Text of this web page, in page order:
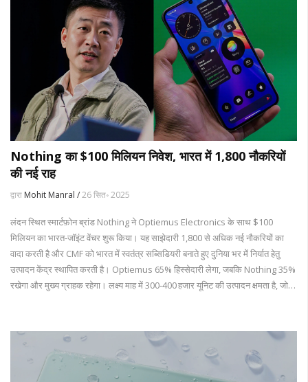
Nothing का $100 मिलियन निवेश, भारत में 1,800 नौकरियों
की नई राह
द्वारा Mohit Manral /26 सित॰ 2025
लंदन स्थित स्मार्टफ़ोन ब्रांड Nothing ने Optiemus Electronics के साथ $100
मिलियन का भारत‑जॉइंट वेंचर शुरू किया। यह साझेदारी 1,800 से अधिक नई नौकरियों का
वादा करती है और CMF को भारत में स्वतंत्र सब्सिडियरी बनाते हुए दुनिया भर में निर्यात हेतु
उत्पादन केंद्र स्थापित करती है। Optiemus 65% हिस्सेदारी लेगा, जबकि Nothing 35%
रखेगा और मुख्य ग्राहक रहेगा। लक्ष्य माह में 300‑400 हजार यूनिट की उत्पादन क्षमता है, जो